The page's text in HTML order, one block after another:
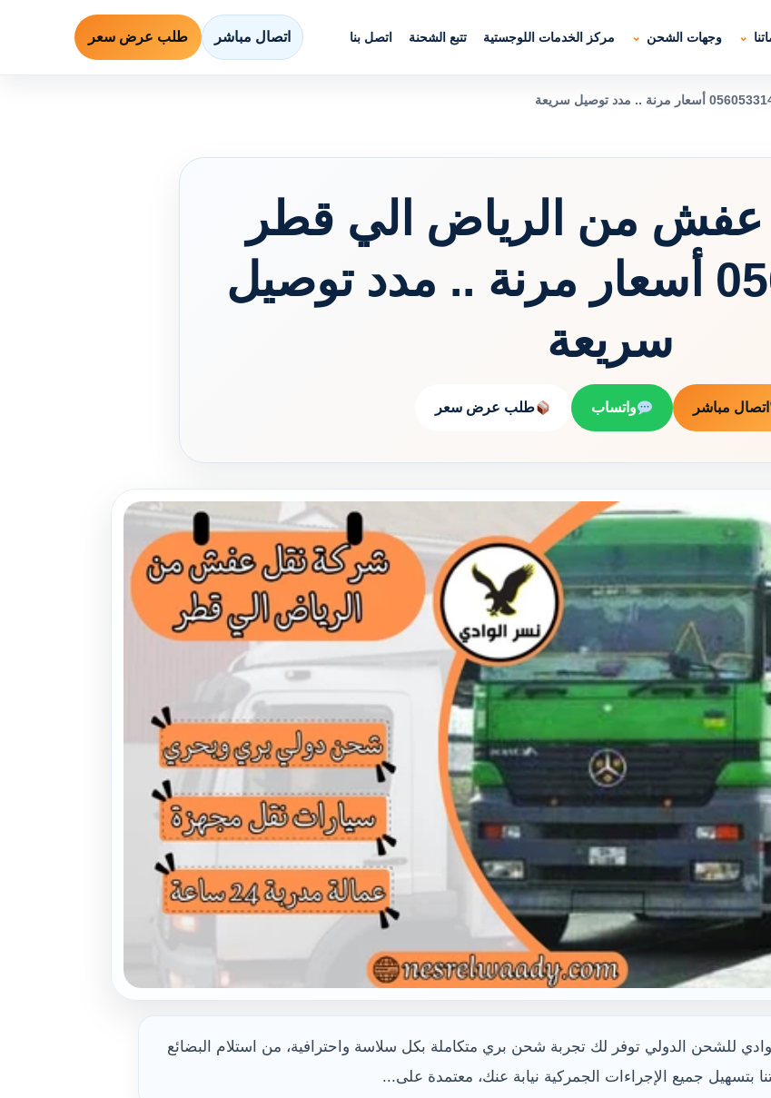
وجهات الشحن مركز الخدمات اللوجستية تتبع الشحنة اتصل بنا اتصال مباشر طلب عرض سعر
من الرياض الي قطر
-0560533140 أسعار مرنة .. مدد توصيل
سريعة
اتصال مباشر واتساب طلب عرض سعر
للشحن الدولي توفر لك تجربة شحن بري متكاملة بكل سلاسة واحترافية، من استلام البضائع
بتسهيل جميع الإجراءات الجمركية نيابة عنك، معتمدة على...